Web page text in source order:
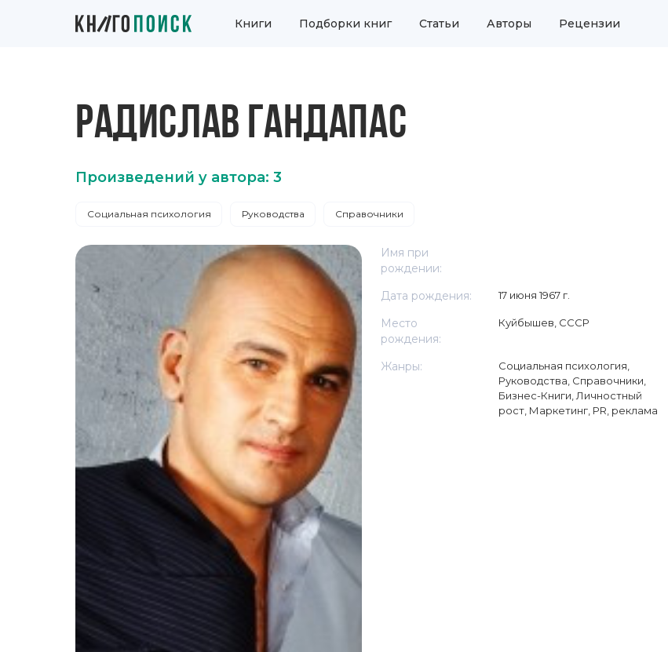
Книги Подборки книг Статьи Авторы Рецензии
РАДИСЛАВ ГАНДАПАС
Произведений у автора: 3
Социальная психология Руководства Справочники
Имя при
рождении:
Дата рождения:
17 июня 1967 г.
Место
рождения:
Куйбышев, СССР
Жанры: Социальная психология
Руководства Справочники
Бизнес-Книги Личностный
рост, Маркетинг, PR, реклама